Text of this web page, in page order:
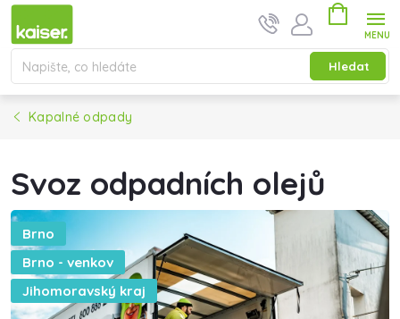
Přejít na obsah
Hledat
Nákupní
Kapalné odpady
Svoz odpadních olejů
Brno
Brno - venkov
Jihomoravský kraj